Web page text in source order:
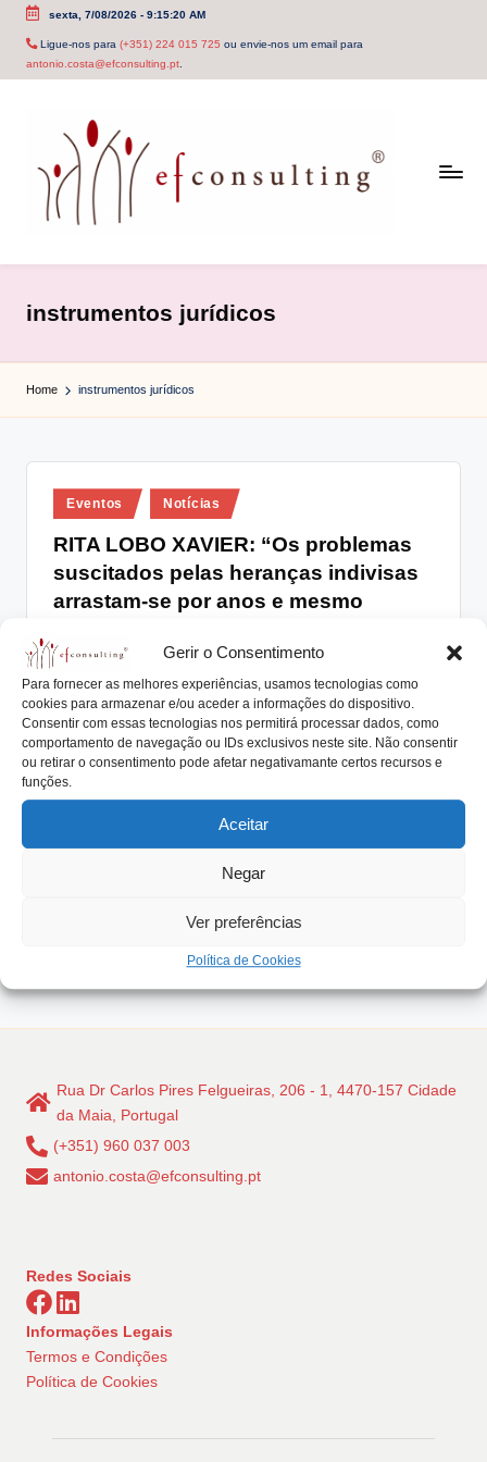
Gerir o Consentimento
Para fornecer as melhores experiências, usamos tecnologias como
cookies para armazenar e/ou aceder a informações do dispositivo.
Consentir com essas tecnologias nos permitirá processar dados, como
comportamento de navegação ou IDs exclusivos neste site. Não consentir
ou retirar o consentimento pode afetar negativamante certos recursos e
funções.
Aceitar
Negar
Ver preferências
Política de Cookies
Skip
sexta, 7/08/2026- 9:15:20 AM
Ligue-nos para (+351) 224 015 725 ou envie-nos um email para
antonio.costa@efconsulting.pt.
c
o
n
u
g
.
p
t
instrumentos jurídicos
Home instrumentos jurídicos
Posted
in
Eventos Notícias
RITA LOBO XAVIER: “Os problemas
suscitados pelas heranças indivisas
arrastam-se por anos e mesmo
Posted
by
António Nogueira da Costa
A segunda conferência do ciclo “Empresas Familiares”,
organizada pelo JN e TSF, que decorre hoje,…
Read More
Rua Dr Carlos Pires Felgueiras, 206 - 1, 4470-157 Cidade
da Maia, Portugal
(+351) 960 037 003
antonio.costa@efconsulting.pt
Redes Sociais
Informações Legais
Termos e Condições
Política de Cookies